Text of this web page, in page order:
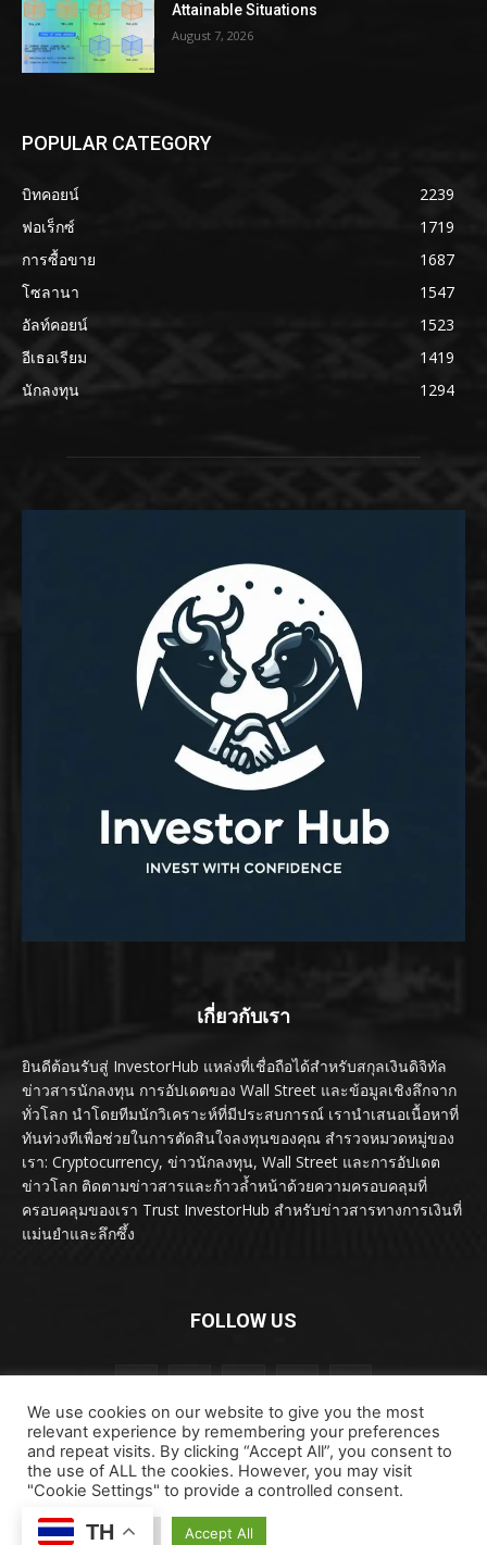
Attainable Situations
August 7, 2026
POPULAR CATEGORY
บิทคอยน์
2239
ฟอเร็กซ์
1719
การซื้อขาย
1687
โซลานา
1547
อัลท์คอยน์
1523
อีเธอเรียม
1419
นักลงทุน
1294
เกี่ยวกับเรา
ยินดีต้อนรับสู่ InvestorHub แหล่งที่เชื่อถือได้สำหรับสกุลเงินดิจิทัล
ข่าวสารนักลงทุน การอัปเดตของ Wall Street และข้อมูลเชิงลึกจาก
ทั่วโลก นำโดยทีมนักวิเคราะห์ที่มีประสบการณ์ เรานำเสนอเนื้อหาที่
ทันท่วงทีเพื่อช่วยในการตัดสินใจลงทุนของคุณ สำรวจหมวดหมู่ของ
เรา: Cryptocurrency, ข่าวนักลงทุน, Wall Street และการอัปเดต
ข่าวโลก ติดตามข่าวสารและก้าวล้ำหน้าด้วยความครอบคลุมที่
ครอบคลุมของเรา Trust InvestorHub สำหรับข่าวสารทางการเงินที่
แม่นยำและลึกซึ้ง
FOLLOW US
ลิขสิทธิ์ © ลิขสิทธิ์ 2024 investorhub.click สงวนลิขสิทธิ์
ข้อตกลงและเงื่อนไข ข้อสงวนสิทธิ์
We use cookies on our website to give you the most
relevant experience by remembering your preferences
and repeat visits. By clicking “Accept All”, you consent to
the use of ALL the cookies. However, you may visit
"Cookie Settings" to provide a controlled consent.
Cookie Settings Accept All
TH